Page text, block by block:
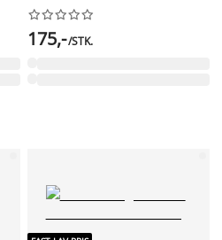






175,-/STK.